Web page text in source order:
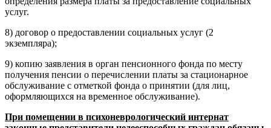
услуг.
8) договор о предоставлении социальных услуг (2
экземпляра);
9) копию заявления в орган пенсионного фонда по месту
получения пенсии о перечислении платы за стационарное
обслуживание с отметкой фонда о принятии (для лиц,
оформляющихся на временное обслуживание).
При помещении в психоневрологический интернат